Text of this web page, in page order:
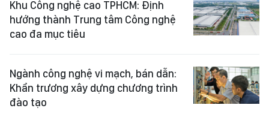
Khu Công nghệ cao TPHCM: Định
hướng thành Trung tâm Công nghệ
cao đa mục tiêu
Ngành công nghệ vi mạch, bán dẫn:
Khẩn trương xây dựng chương trình
đào tạo